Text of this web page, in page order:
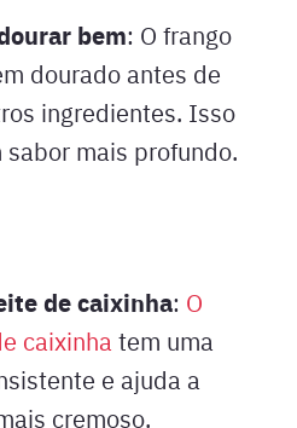
bem: O frango
dourado antes de
ingredientes. Isso
mais profundo.
de caixinha: O
caixinha tem uma
e ajuda a
cremoso.